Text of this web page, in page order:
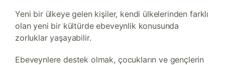
Yeni bir ülkeye gelen kişiler, kendi ülkelerinden farklı
olan yeni bir kültürde ebeveynlik konusunda
zorluklar yaşayabilir.
Ebeveynlere destek olmak, çocukların ve gençlerin